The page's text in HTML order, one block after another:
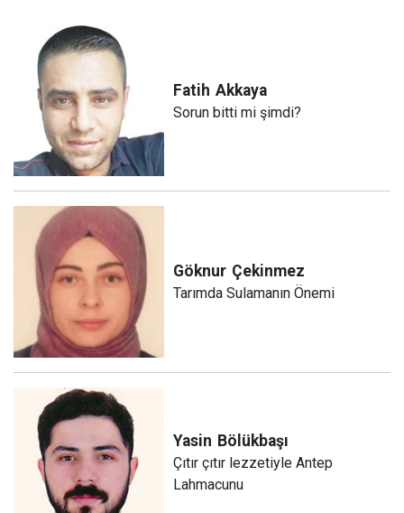
Fatih Akkaya
Sorun bitti mi şimdi?
Göknur Çekinmez
Tarımda Sulamanın Önemi
Yasin Bölükbaşı
Çıtır çıtır lezzetiyle Antep
Lahmacunu